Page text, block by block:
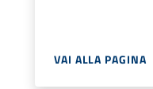
VAI ALLA PAGINA